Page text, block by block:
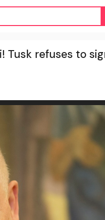
Tusk refuses to